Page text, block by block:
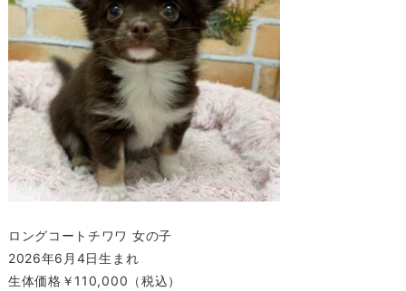
ロングコートチワワ 女の子
2026年6月4日生まれ
生体価格￥110,000（税込）